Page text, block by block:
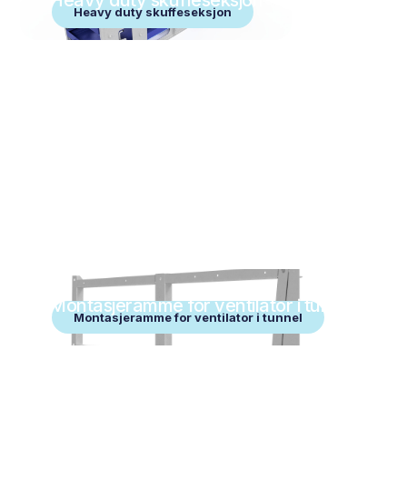
Heavy duty skuffeseksjon
Montasjeramme for ventilator i tunnel
Montasjeramme for ventilator i tunnel